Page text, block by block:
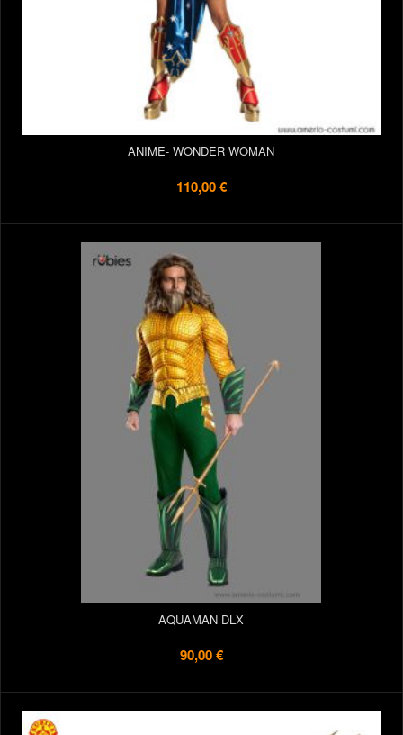
ANIME- WONDER WOMAN
110,00 €
AQUAMAN DLX
90,00 €